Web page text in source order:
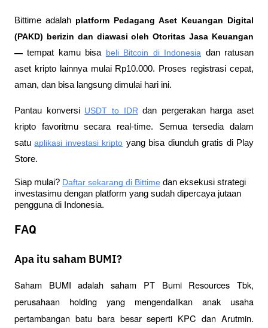
Bittime adalah platform Pedagang Aset Keuangan Digital
(PAKD) berizin dan diawasi oleh Otoritas Jasa Keuangan
— tempat kamu bisa beli Bitcoin di Indonesia dan ratusan
aset kripto lainnya mulai Rp10.000. Proses registrasi cepat,
aman, dan bisa langsung dimulai hari ini.
Pantau konversi USDT to IDR dan pergerakan harga aset
kripto favoritmu secara real-time. Semua tersedia dalam
satu aplikasi investasi kripto yang bisa diunduh gratis di Play
Store.
Siap mulai? Daftar sekarang di Bittime dan eksekusi strategi
investasimu dengan platform yang sudah dipercaya jutaan
pengguna di Indonesia.
FAQ
Apa itu saham BUMI?
Saham BUMI adalah saham PT Bumi Resources Tbk,
perusahaan holding yang mengendalikan anak usaha
pertambangan batu bara besar seperti KPC dan Arutmin.